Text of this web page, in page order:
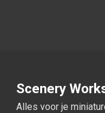
Scenery
Alles voor je